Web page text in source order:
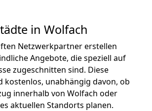
in Wolfach
Netzwerkpartner erstellen
Angebote, die speziell auf
zugeschnitten sind. Diese
kostenlos, unabhängig davon, ob
innerhalb von Wolfach oder
aktuellen Standorts planen.